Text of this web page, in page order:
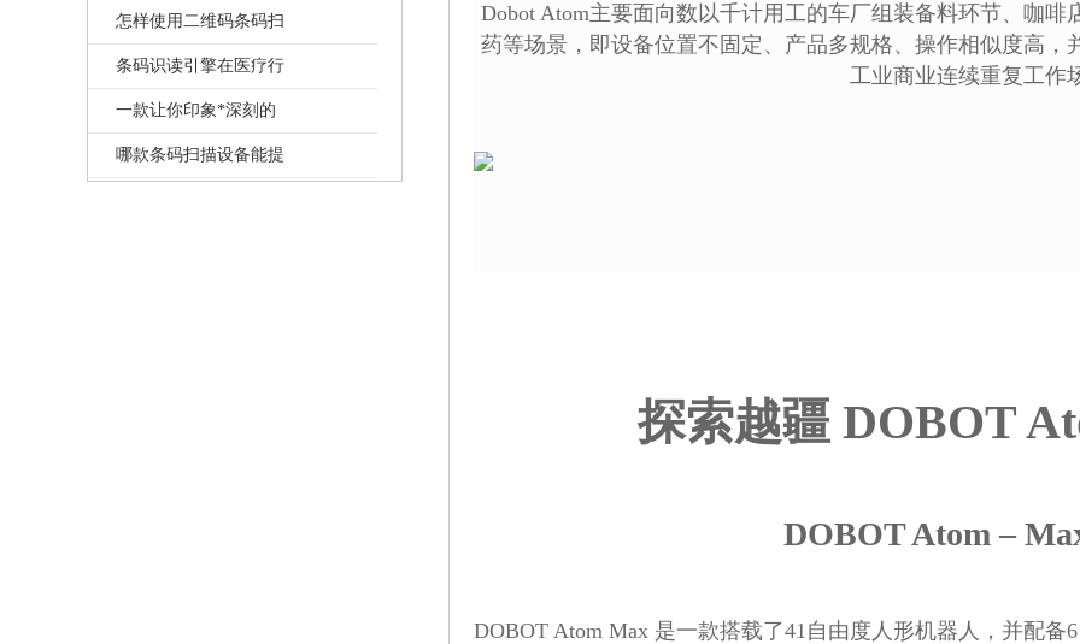
怎样使用二维码条码扫
条码识读引擎在医疗行
一款让你印象*深刻的
哪款条码扫描设备能提
Dobot Atom主要面向数以千计用工的车厂组装备料环节、咖
药等场景，即设备位置不固定、产品多规格、操作相似度高
工业商业连续重复工作
探索越疆 DOBOT
DOBOT Atom –
DOBOT Atom Max 是一款搭载了41自由度人形机器人，并配